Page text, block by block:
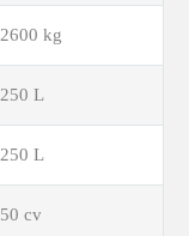
2600 kg
250 L
250 L
50 cv